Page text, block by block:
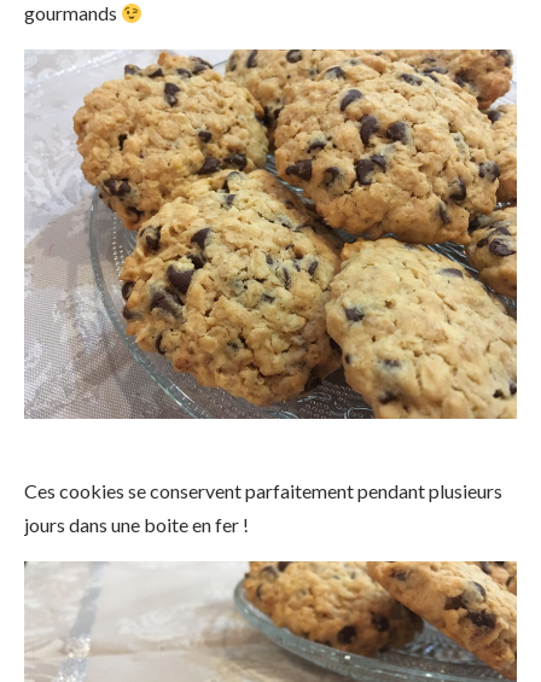
gourmands
Ces cookies se conservent parfaitement pendant plusieurs
jours dans une boite en fer !